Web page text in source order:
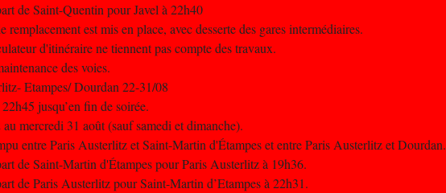
de Saint-Quentin pour Javel à 22h40
remplacement est mis en place, avec desserte des gares intermédiaires.
d'itinéraire ne tiennent pas compte des travaux.
des voies.
Etampes/ Dourdan 22-31/08
jusqu’en fin de soirée.
mercredi 31 août (sauf samedi et dimanche).
entre Paris Austerlitz et Saint-Martin d'Étampes et entre Paris Austerlitz et Dourdan.
de Saint-Martin d'Étampes pour Paris Austerlitz à 19h36.
de Paris Austerlitz pour Saint-Martin d’Etampes à 22h31.